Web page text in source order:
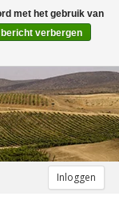
Inloggen
met het gebruik van
bericht verbergen